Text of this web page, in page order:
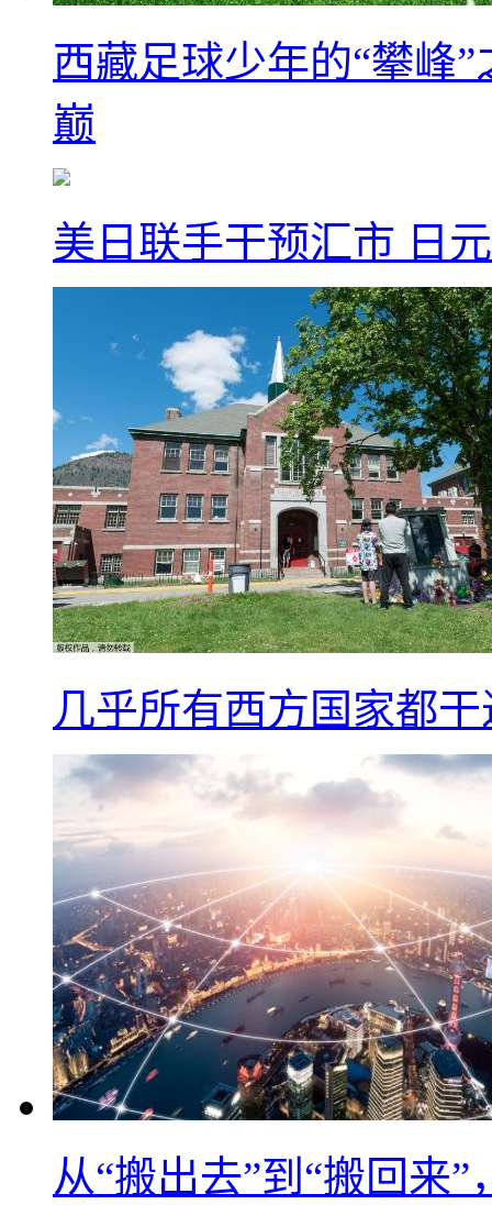
西藏足球少年的“攀峰
巅
美日联手干预汇市 日
几乎所有西方国家都
从“搬出去”到“搬回来